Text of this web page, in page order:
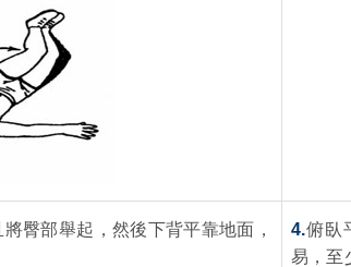
臀部舉起，然後下背平靠地面，
4.俯臥
易，至